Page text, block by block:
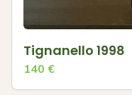
Tignanello 1998
140 €